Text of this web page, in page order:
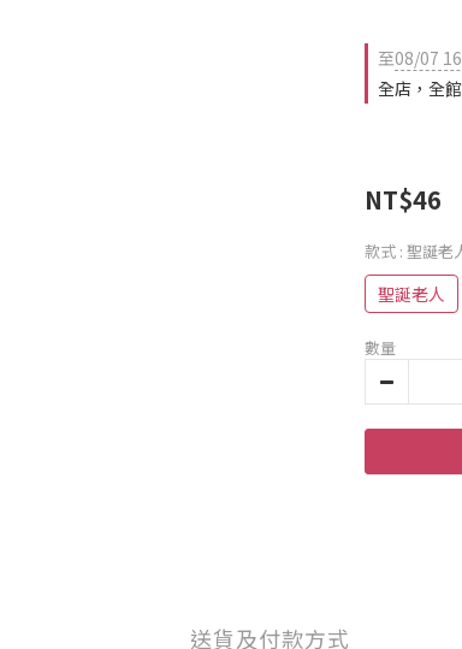
至08/07
全店，全
NT$46
款式 : 聖誕老
聖誕老人
數量
送貨及付款方式